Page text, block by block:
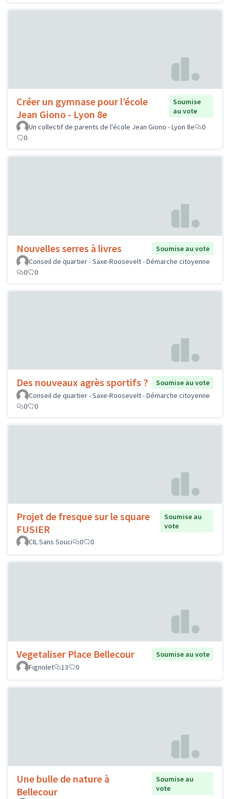
Créer un gymnase pour l’école
Jean Giono - Lyon 8e
Soumise
au vote
Un collectif de parents de l'école Jean Giono - Lyon 8e
0
0
Nouvelles serres à livres
Soumise au vote
Conseil de quartier - Saxe-Roosevelt - Démarche citoyenne
0
0
Des nouveaux agrès sportifs ?
Soumise au vote
Conseil de quartier - Saxe-Roosevelt - Démarche citoyenne
0
0
Projet de fresque sur le square
FUSIER
Soumise au
vote
CIL Sans Souci
0 0
Vegetaliser Place Bellecour
Soumise au vote
Fignolet
13 0
Une bulle de nature à
Bellecour
Soumise au
vote